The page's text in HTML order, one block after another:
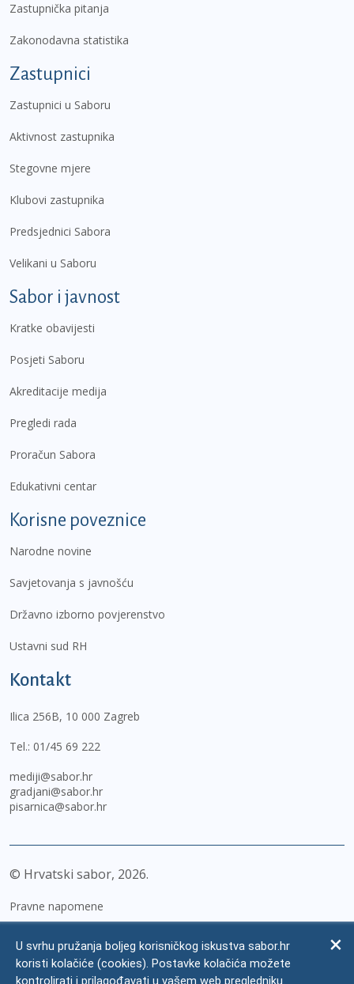
Zastupnička pitanja
Zakonodavna statistika
Zastupnici
Zastupnici u Saboru
Aktivnost zastupnika
Stegovne mjere
Klubovi zastupnika
Predsjednici Sabora
Velikani u Saboru
Sabor i javnost
Kratke obavijesti
Posjeti Saboru
Akreditacije medija
Pregledi rada
Proračun Sabora
Edukativni centar
Korisne poveznice
Narodne novine
Savjetovanja s javnošću
Državno izborno povjerenstvo
Ustavni sud RH
Kontakt
Ilica 256B, 10 000 Zagreb
Tel.: 01/45 69 222
mediji@sabor.hr
gradjani@sabor.hr
pisarnica@sabor.hr
© Hrvatski sabor, 2026
Pravne napomene
Zaštita osobnih podataka
U svrhu pružanja boljeg korisničkog iskustva sabor.hr
koristi kolačiće (cookies). Postavke kolačića možete
kontrolirati i prilagođavati u vašem web pregledniku.